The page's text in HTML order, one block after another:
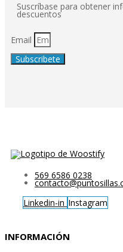
Suscríbase para obtener
descuentos
Email
Subscribete
569 6586 0238
Linkedin-in Instagram
INFORMACIÓN